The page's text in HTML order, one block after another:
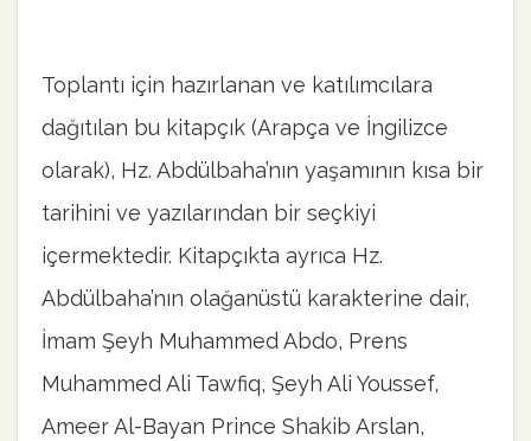
Toplantı için hazırlanan ve katılımcılara
dağıtılan bu kitapçık (Arapça ve İngilizce
olarak), Hz. Abdülbaha’nın yaşamının kısa bir
tarihini ve yazılarından bir seçkiyi
içermektedir. Kitapçıkta ayrıca Hz.
Abdülbaha’nın olağanüstü karakterine dair,
İmam Şeyh Muhammed Abdo, Prens
Muhammed Ali Tawfiq, Şeyh Ali Youssef,
Ameer Al-Bayan Prince Shakib Arslan,